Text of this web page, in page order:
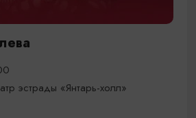
эстрады «Янтарь-холл»